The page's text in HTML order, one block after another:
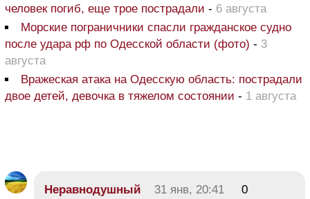
человек погиб, еще трое пострадали - 6 августа
Морские пограничники спасли гражданское судно
после удара рф по Одесской области (фото) - 3
августа
Вражеская атака на Одесскую область: пострадали
двое детей, девочка в тяжелом состоянии - 1 августа
Неравнодушный 31 янв, 20:41
0